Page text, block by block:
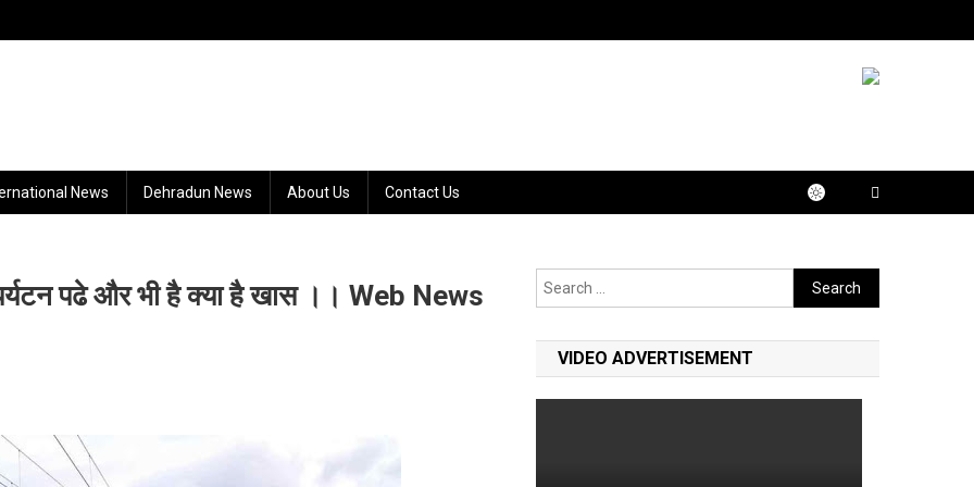
News Dehradun News About Us Contact Us
पढे और भी है क्या है खास ।। Web News
Search
for:
VIDEO ADVERTISEMENT